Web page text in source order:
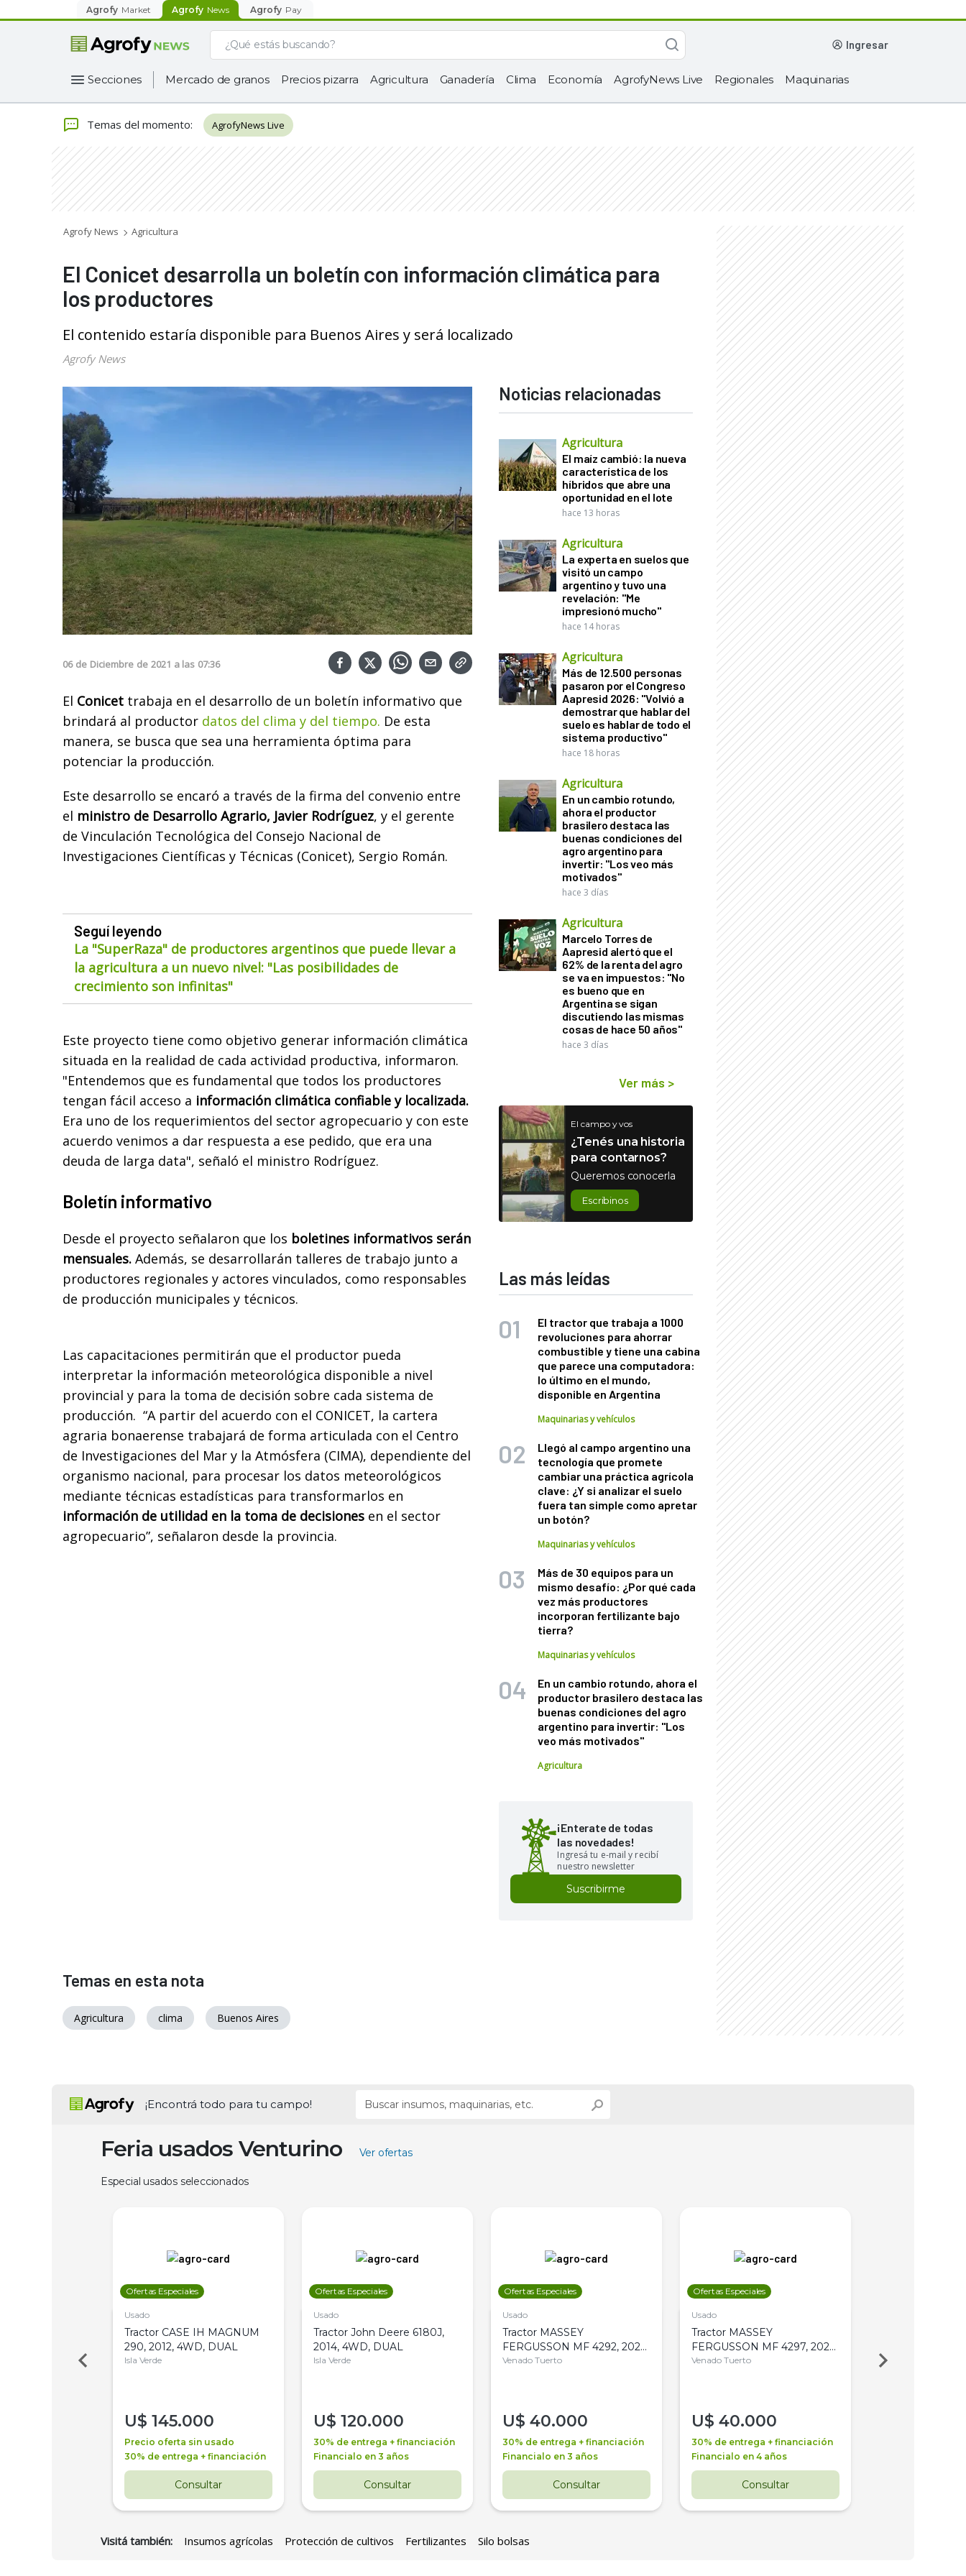
Agrofy Market Agrofy News Agrofy Pay
ingresar
Secciones Mercado de granos Precios pizarra Agricultura Ganadería Clima Economía AgrofyNews Live Regionales Maquinarias
Temas del momento: AgrofyNews Live
Agrofy News Agricultura
El Conicet desarrolla un boletín con información climática para
los productores
El contenido estaría disponible para Buenos Aires y será localizado
Agrofy News
06 de Diciembre de 2021 a las 07:36
El Conicet trabaja en el desarrollo de un boletín informativo que
brindará al productor datos del clima y del tiempo. De esta
manera, se busca que sea una herramienta óptima para
potenciar la producción.
Este desarrollo se encaró a través de la firma del convenio entre
el ministro de Desarrollo Agrario, Javier Rodríguez, y el gerente
de Vinculación Tecnológica del Consejo Nacional de
Investigaciones Científicas y Técnicas (Conicet), Sergio Román.
Seguí leyendo
La "SuperRaza" de productores argentinos que puede llevar a
la agricultura a un nuevo nivel: "Las posibilidades de
crecimiento son infinitas"
Este proyecto tiene como objetivo generar información climática
situada en la realidad de cada actividad productiva, informaron.
"Entendemos que es fundamental que todos los productores
tengan fácil acceso a información climática confiable y localizada.
Era uno de los requerimientos del sector agropecuario y con este
acuerdo venimos a dar respuesta a ese pedido, que era una
deuda de larga data", señaló el ministro Rodríguez.
Boletín informativo
Desde el proyecto señalaron que los boletines informativos serán
mensuales. Además, se desarrollarán talleres de trabajo junto a
productores regionales y actores vinculados, como responsables
de producción municipales y técnicos.
Las capacitaciones permitirán que el productor pueda
interpretar la información meteorológica disponible a nivel
provincial y para la toma de decisión sobre cada sistema de
producción. “A partir del acuerdo con el CONICET, la cartera
agraria bonaerense trabajará de forma articulada con el Centro
de Investigaciones del Mar y la Atmósfera (CIMA), dependiente del
organismo nacional, para procesar los datos meteorológicos
mediante técnicas estadísticas para transformarlos en
información de utilidad en la toma de decisiones en el sector
agropecuario”, señalaron desde la provincia.
Noticias relacionadas
Agricultura
El maíz cambió: la nueva
característica de los
híbridos que abre una
oportunidad en el lote
hace 13 horas
Agricultura
La experta en suelos que
visitó un campo
argentino y tuvo una
revelación: "Me
impresionó mucho"
hace 14 horas
Agricultura
Más de 12.500 personas
pasaron por el Congreso
Aapresid 2026: "Volvió a
demostrar que hablar del
suelo es hablar de todo el
sistema productivo"
hace 18 horas
Agricultura
En un cambio rotundo,
ahora el productor
brasilero destaca las
buenas condiciones del
agro argentino para
invertir: "Los veo más
motivados"
hace 3 días
Agricultura
Marcelo Torres de
Aapresid alertó que el
62% de la renta del agro
se va en impuestos: "No
es bueno que en
Argentina se sigan
discutiendo las mismas
cosas de hace 50 años"
hace 3 días
Ver más >
El campo y vos
¿Tenés una historia
para contarnos?
Queremos conocerla
Escribinos
Las más leídas
El tractor que trabaja a 1000
revoluciones para ahorrar
combustible y tiene una cabina
que parece una computadora:
lo último en el mundo,
disponible en Argentina
Maquinarias y vehículos
Llegó al campo argentino una
tecnología que promete
cambiar una práctica agrícola
clave: ¿Y si analizar el suelo
fuera tan simple como apretar
un botón?
Maquinarias y vehículos
Más de 30 equipos para un
mismo desafío: ¿Por qué cada
vez más productores
incorporan fertilizante bajo
tierra?
Maquinarias y vehículos
En un cambio rotundo, ahora el
productor brasilero destaca las
buenas condiciones del agro
argentino para invertir: "Los
veo más motivados"
Agricultura
¡Enterate de todas
las novedades!
Ingresá tu e-mail y recibí
nuestro newsletter
Suscribirme
Temas en esta nota
Agricultura clima Buenos Aires
¡Encontrá todo para tu campo!
Feria usados Venturino Ver ofertas
Especial usados seleccionados
Ofertas Especiales
Usado
Tractor CASE IH MAGNUM
290, 2012, 4WD, DUAL
Isla Verde
U$ 145.000
Precio oferta sin usado
30% de entrega + financiación
Consultar
Ofertas Especiales
Usado
Tractor John Deere 6180J,
2014, 4WD, DUAL
Isla Verde
U$ 120.000
30% de entrega + financiación
Financialo en 3 años
Consultar
Ofertas Especiales
Usado
Tractor MASSEY
FERGUSSON MF 4292, 2020,
4WD, PATON
Venado Tuerto
U$ 40.000
30% de entrega + financiación
Financialo en 3 años
Consultar
Ofertas Especiales
Usado
Tractor MASSEY
FERGUSSON MF 4297, 2020,
4WD, PATON
Venado Tuerto
U$ 40.000
30% de entrega + financiación
Financialo en 4 años
Consultar
Venado Tuerto
Visitá también: Insumos agrícolas Protección de cultivos Fertilizantes Silo bolsas